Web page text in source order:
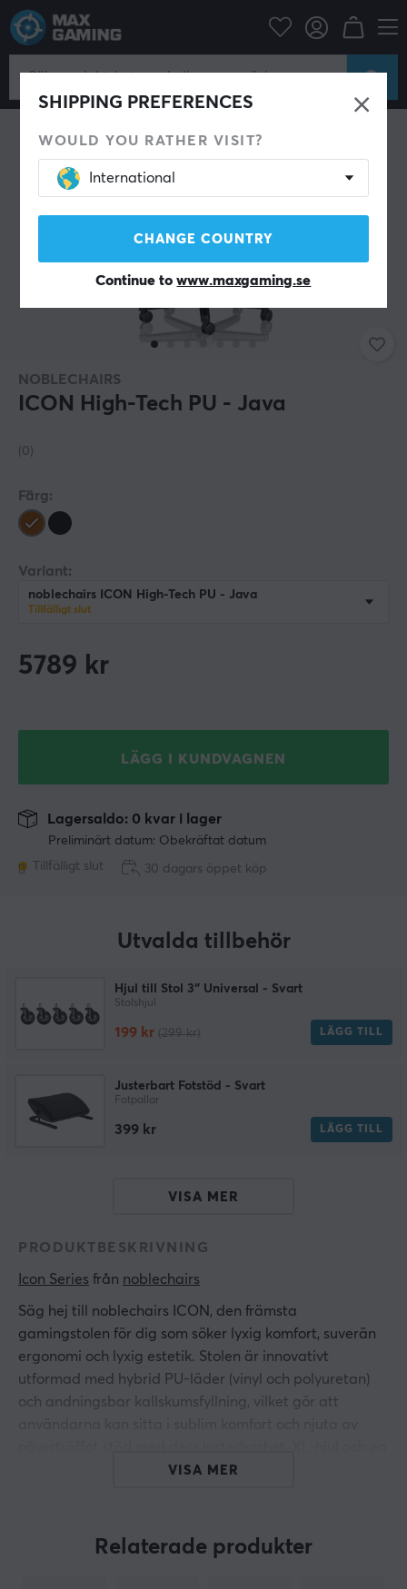
SHIPPING PREFERENCES
WOULD YOU RATHER VISIT?
International
CHANGE COUNTRY
Continue towww.maxgaming.se
Gamingstol Icon Series
NOBLECHAIRS
ICON High-Tech PU - Java
(0)
Färg:
Variant:
noblechairs ICON High-Tech PU - Java
Tillfälligt slut
5789 kr
LÄGG I KUNDVAGNEN
Preliminärt datum: Obekräftat datum
Tillfälligt slut
Lagersaldo: 0 kvar i lager
30 dagars öppet köp
Utvalda tillbehör
Hjul till Stol 3″ Universal - Svart
Stolshjul
199 kr LÄGG TILL
Justerbart Fotstöd - Svart
Fotpallar
399 kr LÄGG TILL
VISA MER
PRODUKTBESKRIVNING
Icon Series från noblechairs
Säg hej till noblechairs ICON, den främsta
gamingstolen för dig som söker lyxig komfort, suverän
ergonomi och lyxig estetik. Stolen är innovativt
utformad med hybrid PU-läder (vinyl och polyuretan)
och andningsbar kallskumsfyllning, vilket gör att
deformationsbeständig andningsbar kallskumsklädsel
För maximal justerbarhet har ICON stolarna 4D-
armstöd som kan justeras i fyra olika dimensioner:
VISA MER
Relaterade produkter